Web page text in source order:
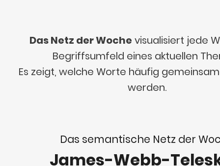
Das Netz der Woche visualisiert jede
Begriffsumfeld eines aktuellen
Es zeigt, welche Worte häufig
werden.
Das semantische Netz der
James-Webb-